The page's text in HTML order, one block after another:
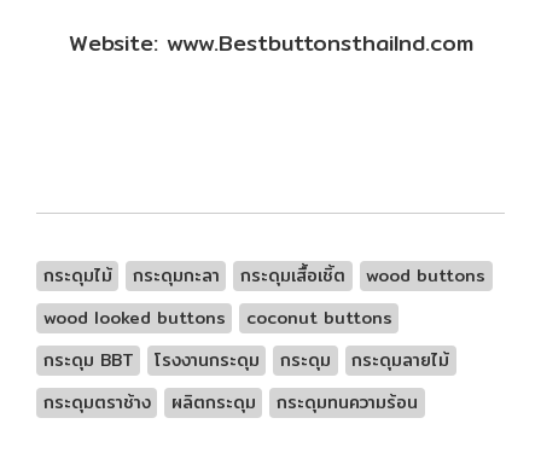
Website: www.Bestbuttonsthailnd.com
กระดุมไม้ กระดุมกะลา กระดุมเสื้อเชิ้ต
wood buttons
wood looked buttons
coconut buttons
กระดุม BBT
โรงงานกระดุม กระดุม
กระดุมลายไม้
กระดุมตราช้าง
ผลิตกระดุม กระดุมทนความร้อน